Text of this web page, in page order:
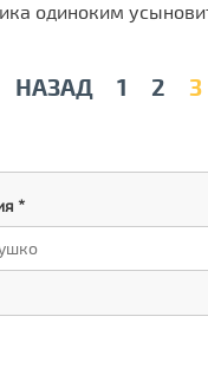
одиноким
НАЗАД 1 2 3
*